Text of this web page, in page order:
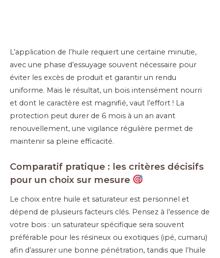
L’application de l’huile requiert une certaine minutie,
avec une phase d’essuyage souvent nécessaire pour
éviter les excès de produit et garantir un rendu
uniforme. Mais le résultat, un bois intensément nourri
et dont le caractère est magnifié, vaut l’effort ! La
protection peut durer de 6 mois à un an avant
renouvellement, une vigilance régulière permet de
maintenir sa pleine efficacité.
Comparatif pratique : les critères décisifs
pour un choix sur mesure
Le choix entre huile et saturateur est personnel et
dépend de plusieurs facteurs clés. Pensez à l’essence de
votre bois : un saturateur spécifique sera souvent
préférable pour les résineux ou exotiques (ipé, cumaru)
afin d’assurer une bonne pénétration, tandis que l’huile